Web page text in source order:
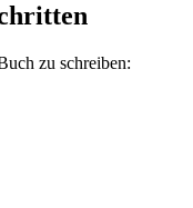
zu schreiben: